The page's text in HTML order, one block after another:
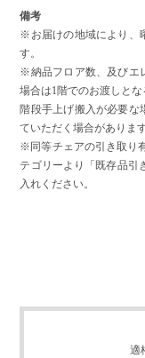
備考
※お届けの地域により、
す。
※納品フロア数、及びエ
場合は1階でのお渡しとな
階段手上げ搬入が必要な
ていただく場合があります
※同等チェアの引き取り
テゴリーより「既存品引
入れください。
適